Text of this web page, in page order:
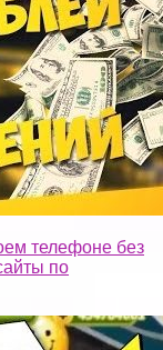
телефоне без
по